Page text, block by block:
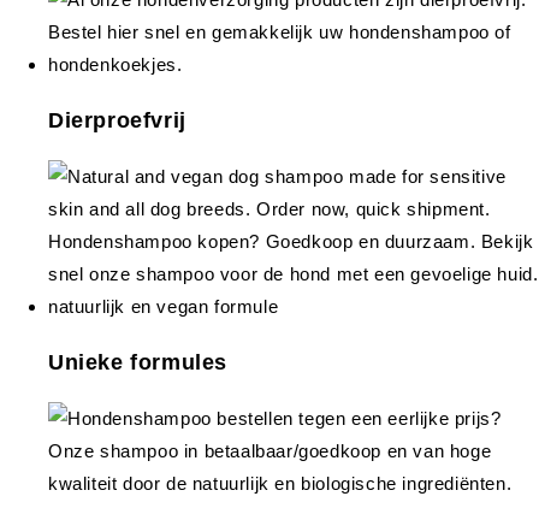
Dierproefvrij
Unieke formules